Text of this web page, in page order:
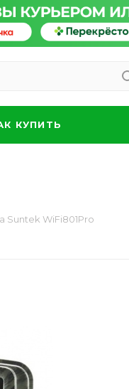
КУПИТЬ
Suntek WiFi801Pro